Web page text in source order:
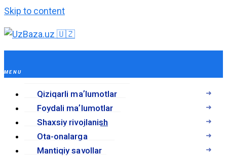
Skip to content
Qiziqarli maʼlumotlar
Foydali maʼlumotlar
Shaxsiy rivojlanish
Ota-onalarga
Mantiqiy savollar